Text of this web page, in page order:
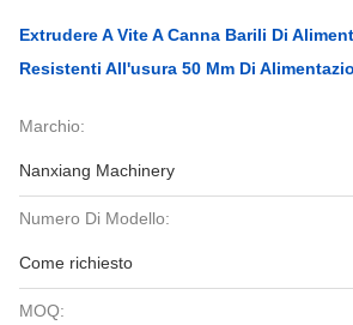
Extrudere A Vite A Canna Barili Di
Resistenti All'usura 50 Mm Di
Marchio:
Nanxiang Machinery
Numero Di Modello:
Come richiesto
MOQ: